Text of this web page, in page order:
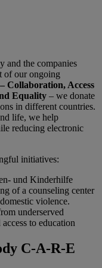
and the companies
of our ongoing
Collaboration, Access
Equality – we donate
in different countries.
life, we help
reducing electronic
initiatives:
und Kinderhilfe
of a counseling center
violence.
underserved
to education
C-A-R-E